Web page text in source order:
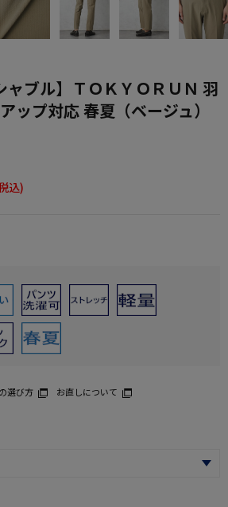
ャブル】ＴＯＫＹＯＲＵＮ 羽
ップ対応 春夏（ベージュ）
込)
選び方 お直しについて